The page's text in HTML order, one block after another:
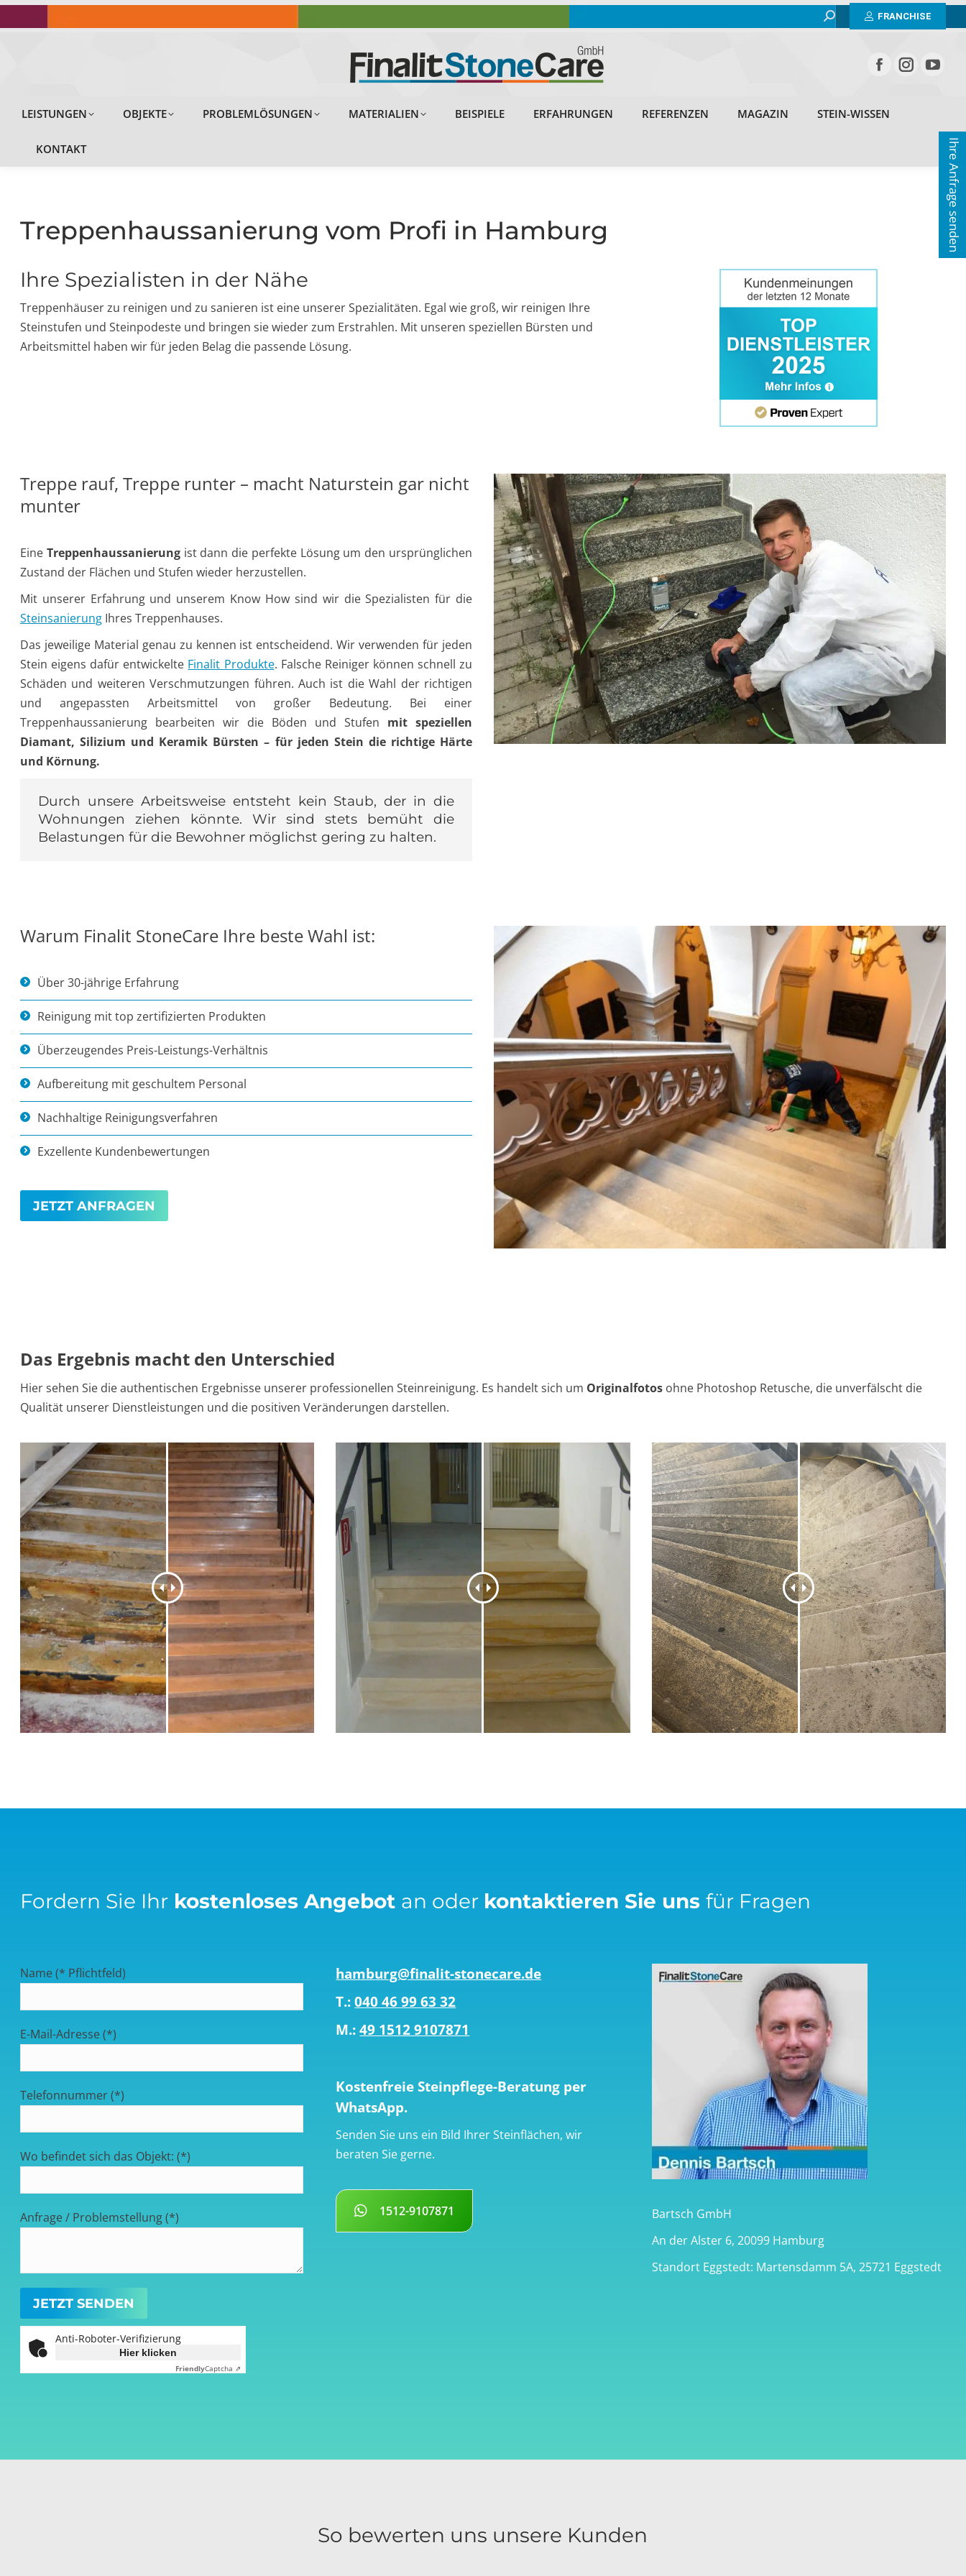
Search: FRANCHISE
LEISTUNGEN OBJEKTE PROBLEMLÖSUNGEN MATERIALIEN BEISPIELE ERFAHRUNGEN REFERENZEN MAGAZIN STEIN-WISSEN
KONTAKT
Treppenhaussanierung vom Profi in Hamburg
Ihre Spezialisten in der Nähe
Treppenhäuser zu reinigen und zu sanieren ist eine unserer Spezialitäten. Egal wie groß, wir reinigen Ihre
Steinstufen und Steinpodeste und bringen sie wieder zum Erstrahlen. Mit unseren speziellen Bürsten und
Arbeitsmittel haben wir für jeden Belag die passende Lösung.
Treppe rauf, Treppe runter – macht Naturstein gar nicht
munter
Eine Treppenhaussanierungist dann die perfekte Lösung um den ursprünglichen
Zustand der Flächen und Stufen wieder herzustellen.
Mit unserer Erfahrung und unserem Know How sind wir die Spezialisten für die
Steinsanierung Ihres Treppenhauses.
Das jeweilige Material genau zu kennen ist entscheidend. Wir verwenden für jeden
Stein eigens dafür entwickelte Finalit Produkte. Falsche Reiniger können schnell zu
Schäden und weiteren Verschmutzungen führen. Auch ist die Wahl der richtigen
und angepassten Arbeitsmittel von großer Bedeutung. Bei einer
Treppenhaussanierung bearbeiten wir die Böden und Stufen mit speziellen
Diamant, Silizium und Keramik Bürsten – für jeden Stein die richtige Härte
und Körnung.
Durch unsere Arbeitsweise entsteht kein Staub, der in die
Wohnungen ziehen könnte. Wir sind stets bemüht die
Belastungen für die Bewohner möglichst gering zu halten.
Warum Finalit StoneCare Ihre beste Wahl ist:
Über 30-jährige Erfahrung
Reinigung mit top zertifizierten Produkten
Überzeugendes Preis-Leistungs-Verhältnis
Aufbereitung mit geschultem Personal
Nachhaltige Reinigungsverfahren
Exzellente Kundenbewertungen
JETZT ANFRAGEN
Das Ergebnis macht den Unterschied
Hier sehen Sie die authentischen Ergebnisse unserer professionellen Steinreinigung. Es handelt sich um Originalfotos ohne Photoshop Retusche, die unverfälscht die
Qualität unserer Dienstleistungen und die positiven Veränderungen darstellen.
Fordern Sie Ihr kostenloses Angebot an oder kontaktieren Sie uns für Fragen
Name (* Pflichtfeld)
E-Mail-Adresse (*)
Telefonnummer (*)
Wo befindet sich das Objekt: (*)
Anfrage / Problemstellung (*)
Anti-Roboter-Verifizierung
Hier klicken
FriendlyCaptcha ⇗
hamburg@finalit-stonecare.de
T.:040 46 99 63 32
M.:49 1512 9107871
Kostenfreie Steinpflege-Beratung per
WhatsApp.
Senden Sie uns ein Bild Ihrer Steinflächen, wir
beraten Sie gerne.
1512-9107871
Bartsch GmbH
An der Alster 6, 20099 Hamburg
Standort Eggstedt: Martensdamm 5A, 25721 Eggstedt
So bewerten uns unsere Kunden
Ihre Anfrage senden
ERFAHRUNGEN REFERENZEN